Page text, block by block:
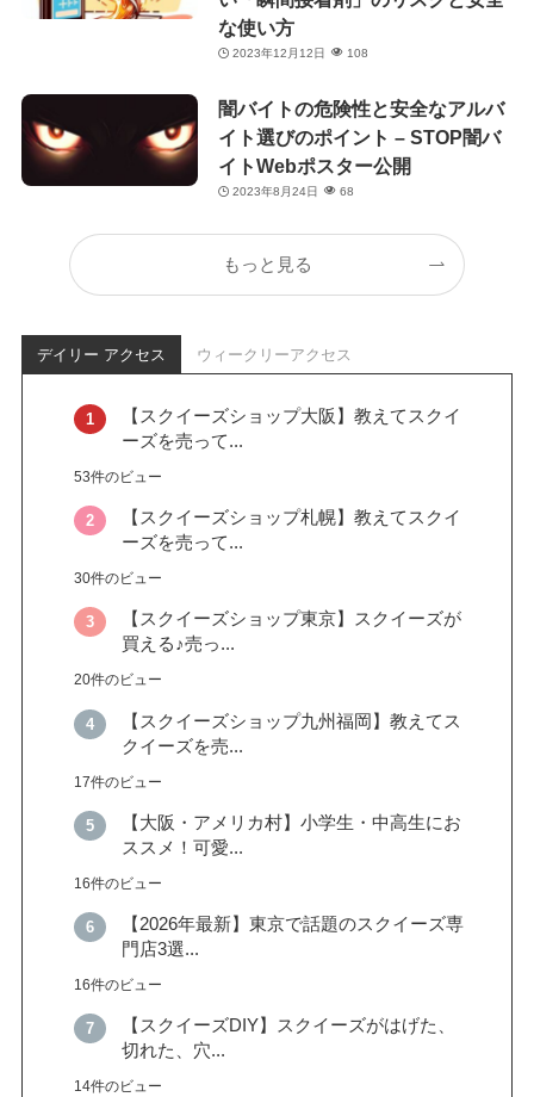
な使い方
2023年12月12日 108
闇バイトの危険性と安全なアルバ
イト選びのポイント – STOP闇バ
イトWebポスター公開
2023年8月24日 68
もっと見る
デイリー アクセス ウィークリーアクセス
【スクイーズショップ大阪】教えてスクイ
ーズを売って...
53件のビュー
【スクイーズショップ札幌】教えてスクイ
ーズを売って...
30件のビュー
【スクイーズショップ東京】スクイーズが
買える♪売っ...
20件のビュー
【スクイーズショップ九州福岡】教えてス
クイーズを売...
17件のビュー
【大阪・アメリカ村】小学生・中高生にお
ススメ！可愛...
16件のビュー
【2026年最新】東京で話題のスクイーズ専
門店3選...
16件のビュー
【スクイーズDIY】スクイーズがはげた、
切れた、穴...
14件のビュー